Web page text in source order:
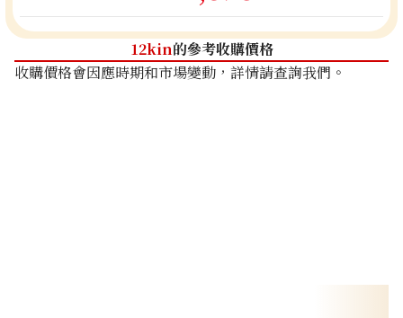
12kin的參考收購價格
收購價格會因應時期和市場變動，詳情請查詢我們。